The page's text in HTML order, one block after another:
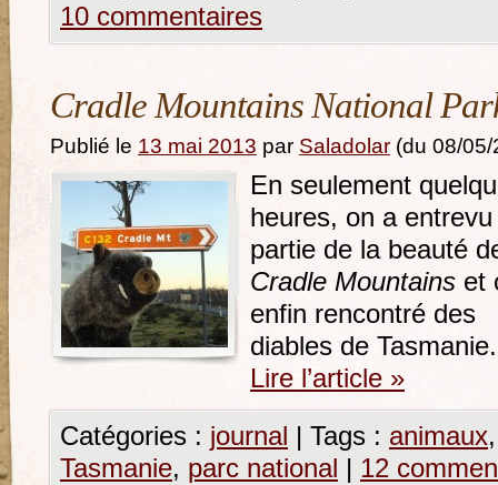
10 commentaires
Cradle Mountains National
Publié le 13 mai 2013 par Saladolar (du 08/
En seulement
heures, on a
partie de la beauté
Cradle Mountains et
enfin rencontré des
diables de Tasmanie.
Lire l’article »
Catégories : journal | Tags : animaux
Tasmanie, parc national | 12